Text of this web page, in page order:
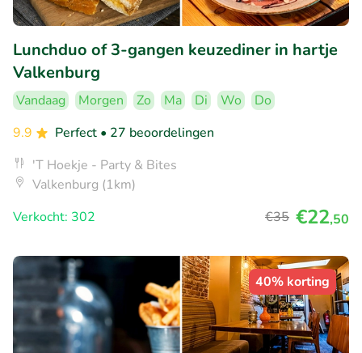
Lunchduo of 3-gangen keuzediner in hartje
Valkenburg
Vandaag Morgen Zo Ma Di Wo
Do
9.9
Perfect • 27 beoordelingen
'T Hoekje - Party & Bites
Valkenburg (1km)
Verkocht: 302
€35 €22,50
40% korting